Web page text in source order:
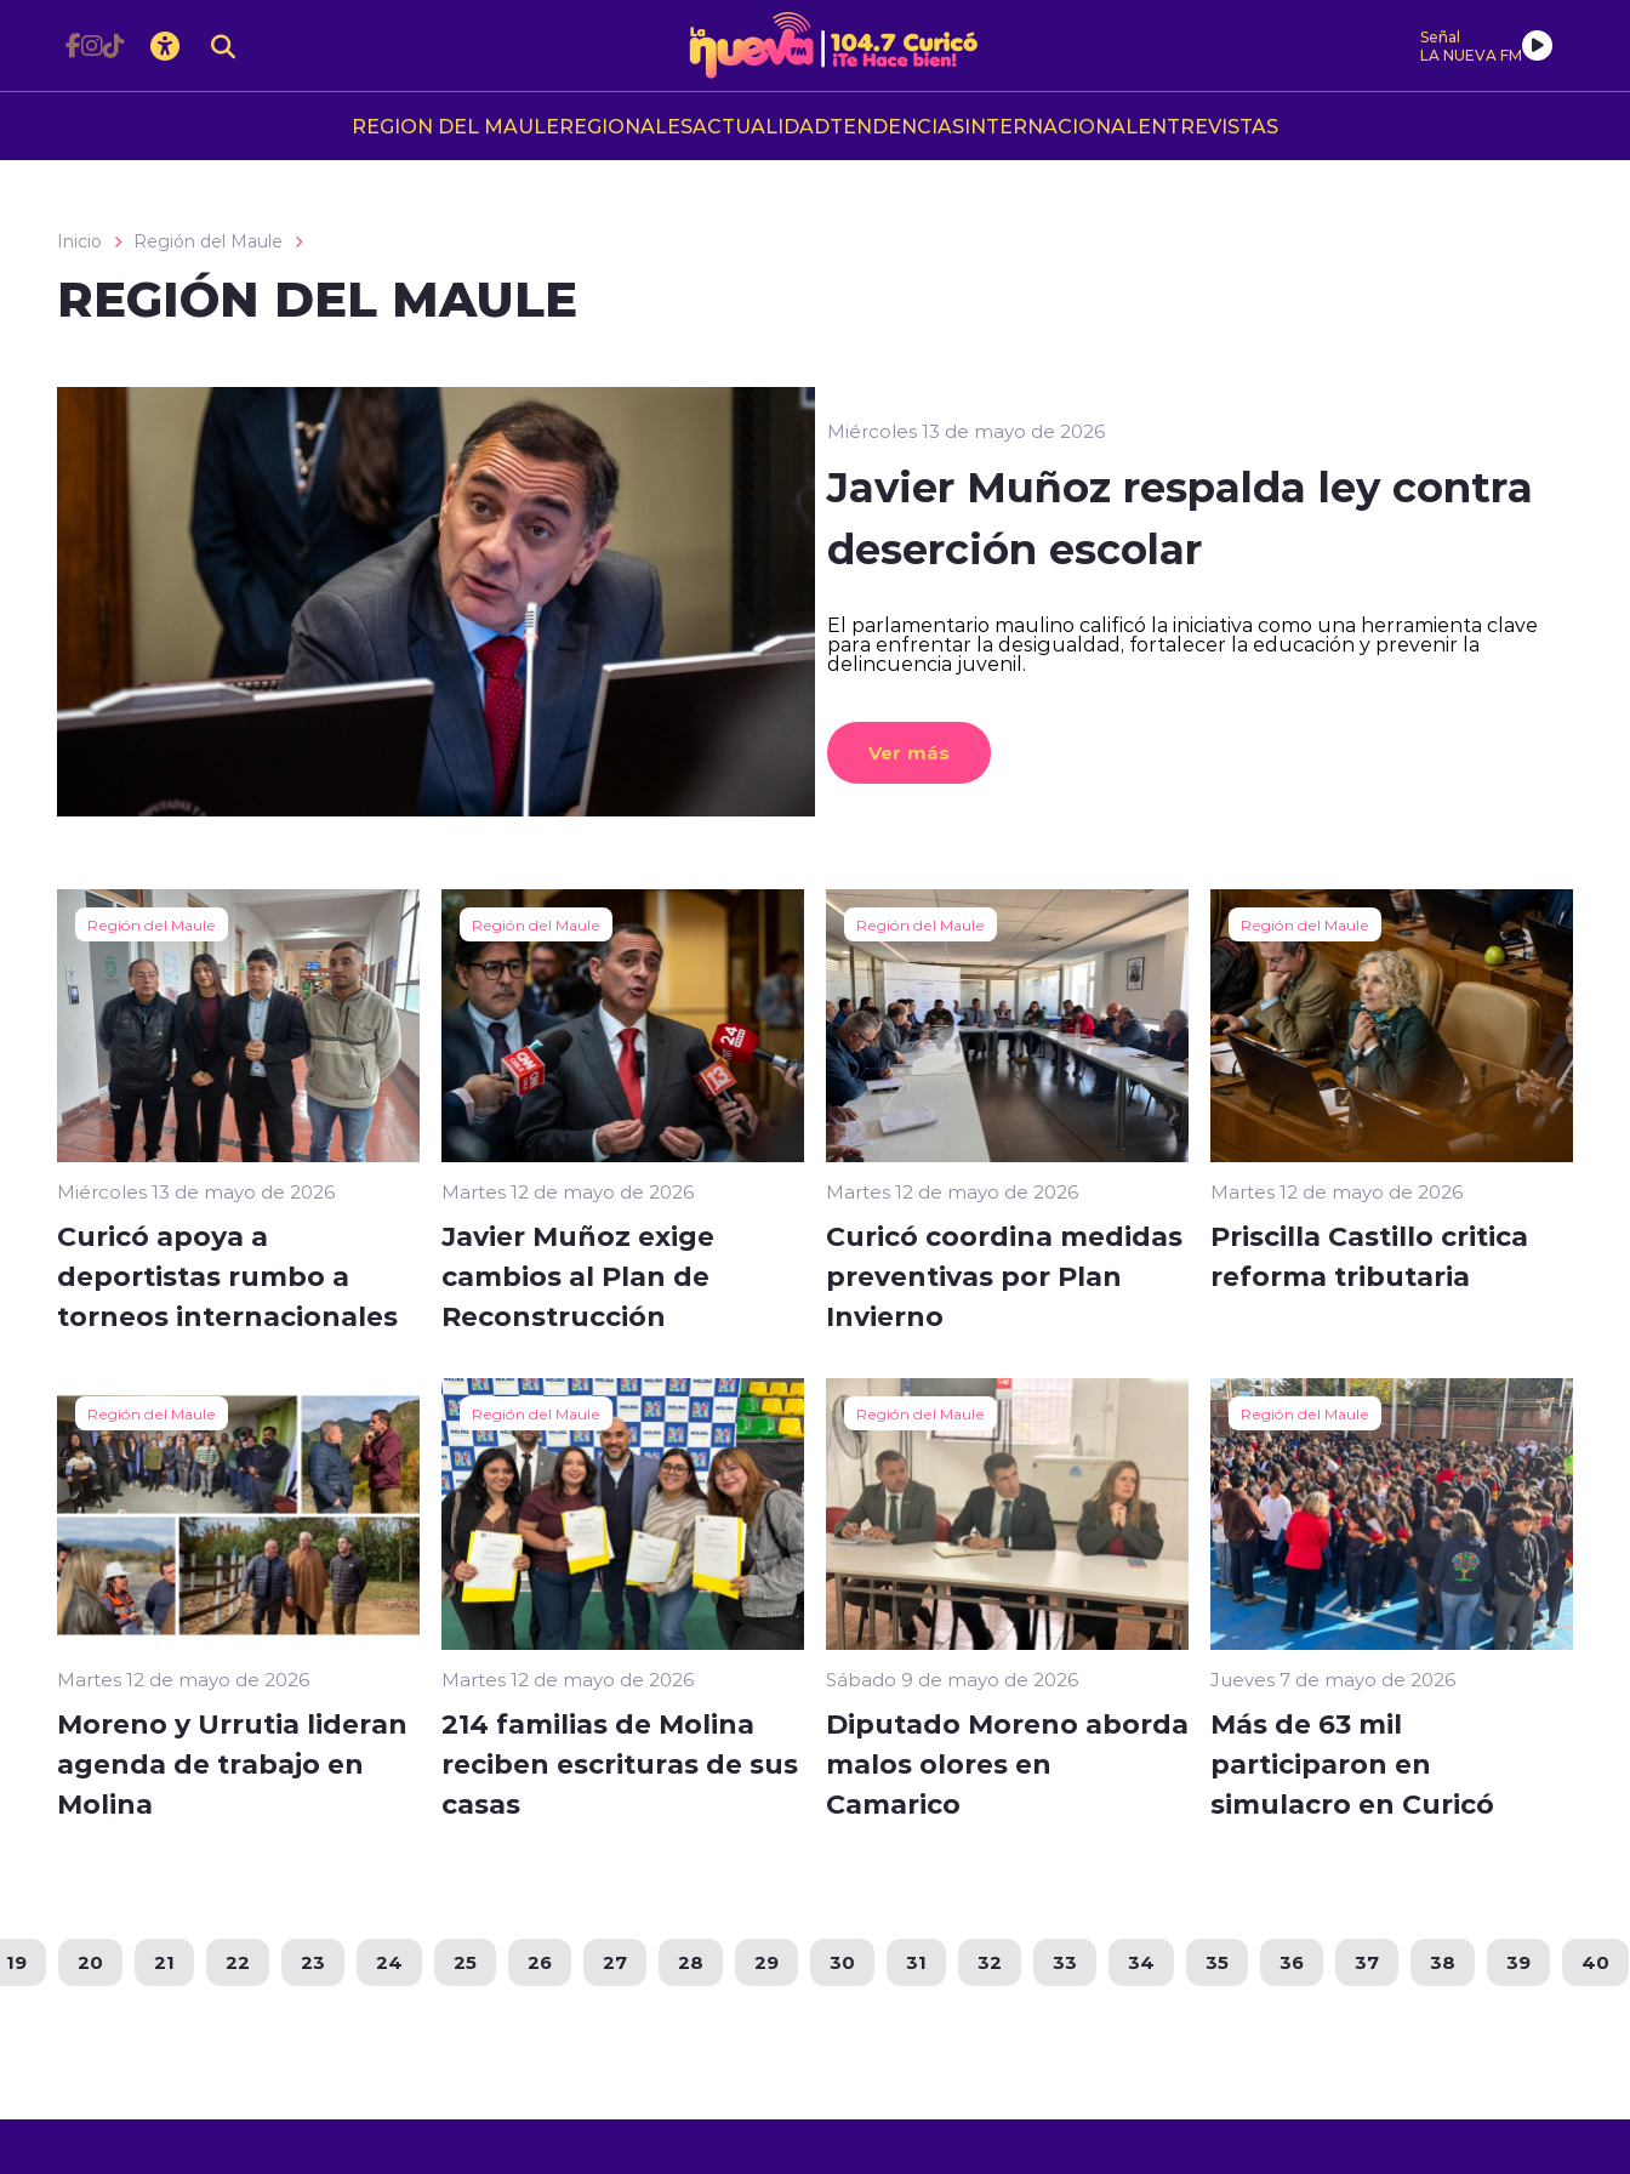
Señal
LA NUEVA FM
REGION DEL MAULEREGIONALESACTUALIDADTENDENCIASINTERNACIONALENTREVISTAS
Inicio Región del Maule
REGIÓN DEL MAULE
Miércoles 13 de mayo de 2026
Javier Muñoz respalda ley contra
deserción escolar
El parlamentario maulino calificó la iniciativa como una herramienta clave
para enfrentar la desigualdad, fortalecer la educación y prevenir la
delincuencia juvenil.
Ver más
Región del Maule
Miércoles 13 de mayo de 2026
Curicó apoya a
deportistas rumbo a
torneos internacionales
Región del Maule
Martes 12 de mayo de 2026
Javier Muñoz exige
cambios al Plan de
Reconstrucción
Región del Maule
Martes 12 de mayo de 2026
Curicó coordina medidas
preventivas por Plan
Invierno
Región del Maule
Martes 12 de mayo de 2026
Priscilla Castillo critica
reforma tributaria
Región del Maule
Martes 12 de mayo de 2026
Moreno y Urrutia lideran
agenda de trabajo en
Molina
Región del Maule
Martes 12 de mayo de 2026
214 familias de Molina
reciben escrituras de sus
casas
Región del Maule
Sábado 9 de mayo de 2026
Diputado Moreno aborda
malos olores en
Camarico
Región del Maule
Jueves 7 de mayo de 2026
Más de 63 mil
participaron en
simulacro en Curicó
19 20 21 22 23 24 25 26 27 28 29 30 31 32 33 34 35 36 37 38 39 40